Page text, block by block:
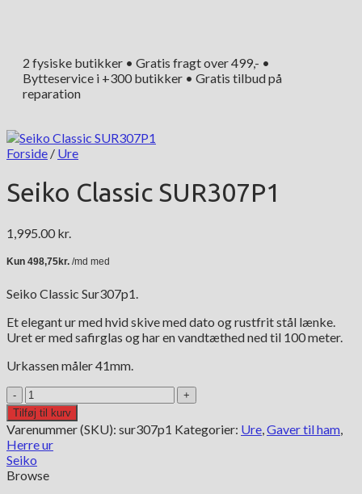
2 fysiske butikker • Gratis fragt over 499,- •
Bytteservice i +300 butikker • Gratis tilbud på
reparation
Forside / Ure
Seiko Classic SUR307P1
1,995.00 kr.
Seiko Classic Sur307p1.
Et elegant ur med hvid skive med dato og rustfrit stål lænke.
Uret er med safirglas og har en vandtæthed ned til 100 meter.
Urkassen måler 41mm.
Seiko
Classic
SUR307P1
antal
Tilføj til kurv
Varenummer (SKU): sur307p1 Kategorier: Ure,Gaver til ham,
Herre ur
Seiko
Browse